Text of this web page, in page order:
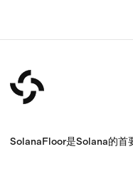
SolanaFloor是Solana的首